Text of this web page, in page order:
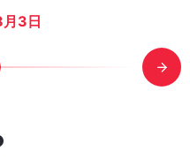
关
逊 PPC 盲
更新，新版
束后排名
逊要取消
何靠Woot
卖现在该规
问题解答
么样的
款，全流程
家该重算
？怎么
索权重到底
31日